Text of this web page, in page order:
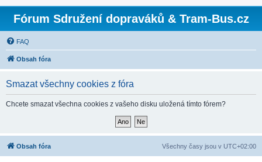
Fórum Sdružení dopraváků & Tram-Bus.cz
FAQ
Obsah fóra
Smazat všechny cookies z fóra
Chcete smazat všechna cookies z vašeho disku uložená tímto fórem?
Obsah fóra Všechny časy jsou v UTC+02:00